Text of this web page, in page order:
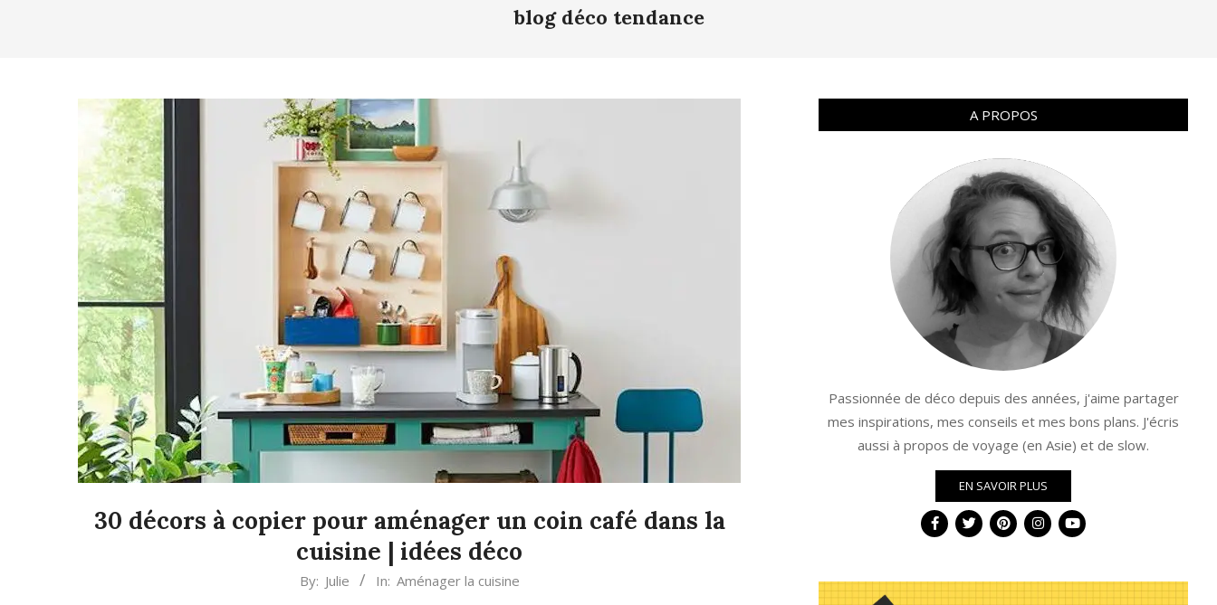
Menu
blog déco tendance
30 décors à copier pour aménager un coin café dans la
cuisine | idées déco
By: Julie In: Aménager la cuisine
A PROPOS
Passionnée de déco depuis des années, j'aime partager
mes inspirations, mes conseils et mes bons plans. J'écris
aussi à propos de voyage (en Asie) et de slow.
EN SAVOIR PLUS